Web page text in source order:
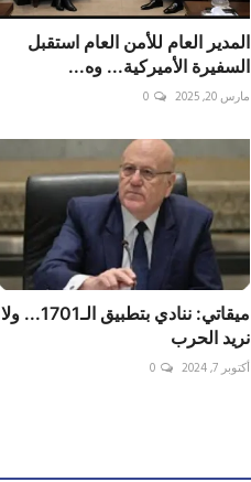
المدير العام للأمن العام استقبل
السفيرة الأميركية... وه...
مارس 20, 2025 0
ميقاتي: ننادي بتطبيق الـ1701... ولا
نريد الحرب
أكتوبر 7, 2024 0